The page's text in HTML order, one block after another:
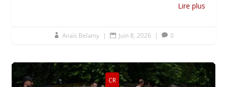
Lire plus
 Anaïs Belamy |  Juin 8, 2026 |  0
CR